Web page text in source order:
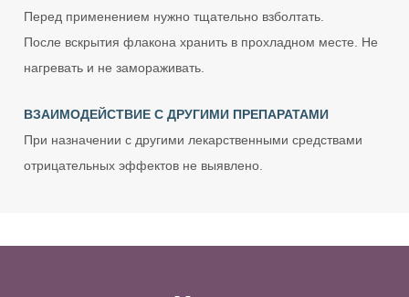
Перед применением нужно тщательно взболтать.
После вскрытия флакона хранить в прохладном месте. Не
нагревать и не замораживать.
ВЗАИМОДЕЙСТВИЕ С ДРУГИМИ ПРЕПАРАТАМИ
При назначении с другими лекарственными средствами
отрицательных эффектов не выявлено.